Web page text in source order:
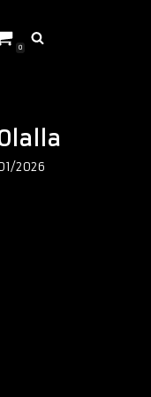
0
2026